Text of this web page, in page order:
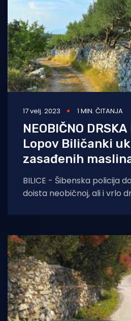
17 velj. 2023 1 MIN. ČITANJA
NEOBIČNO
Lopov Biličanki
zasađenih
BILICE - Šibenska policija
doista neobičnoj, ali i vrlo drskoj